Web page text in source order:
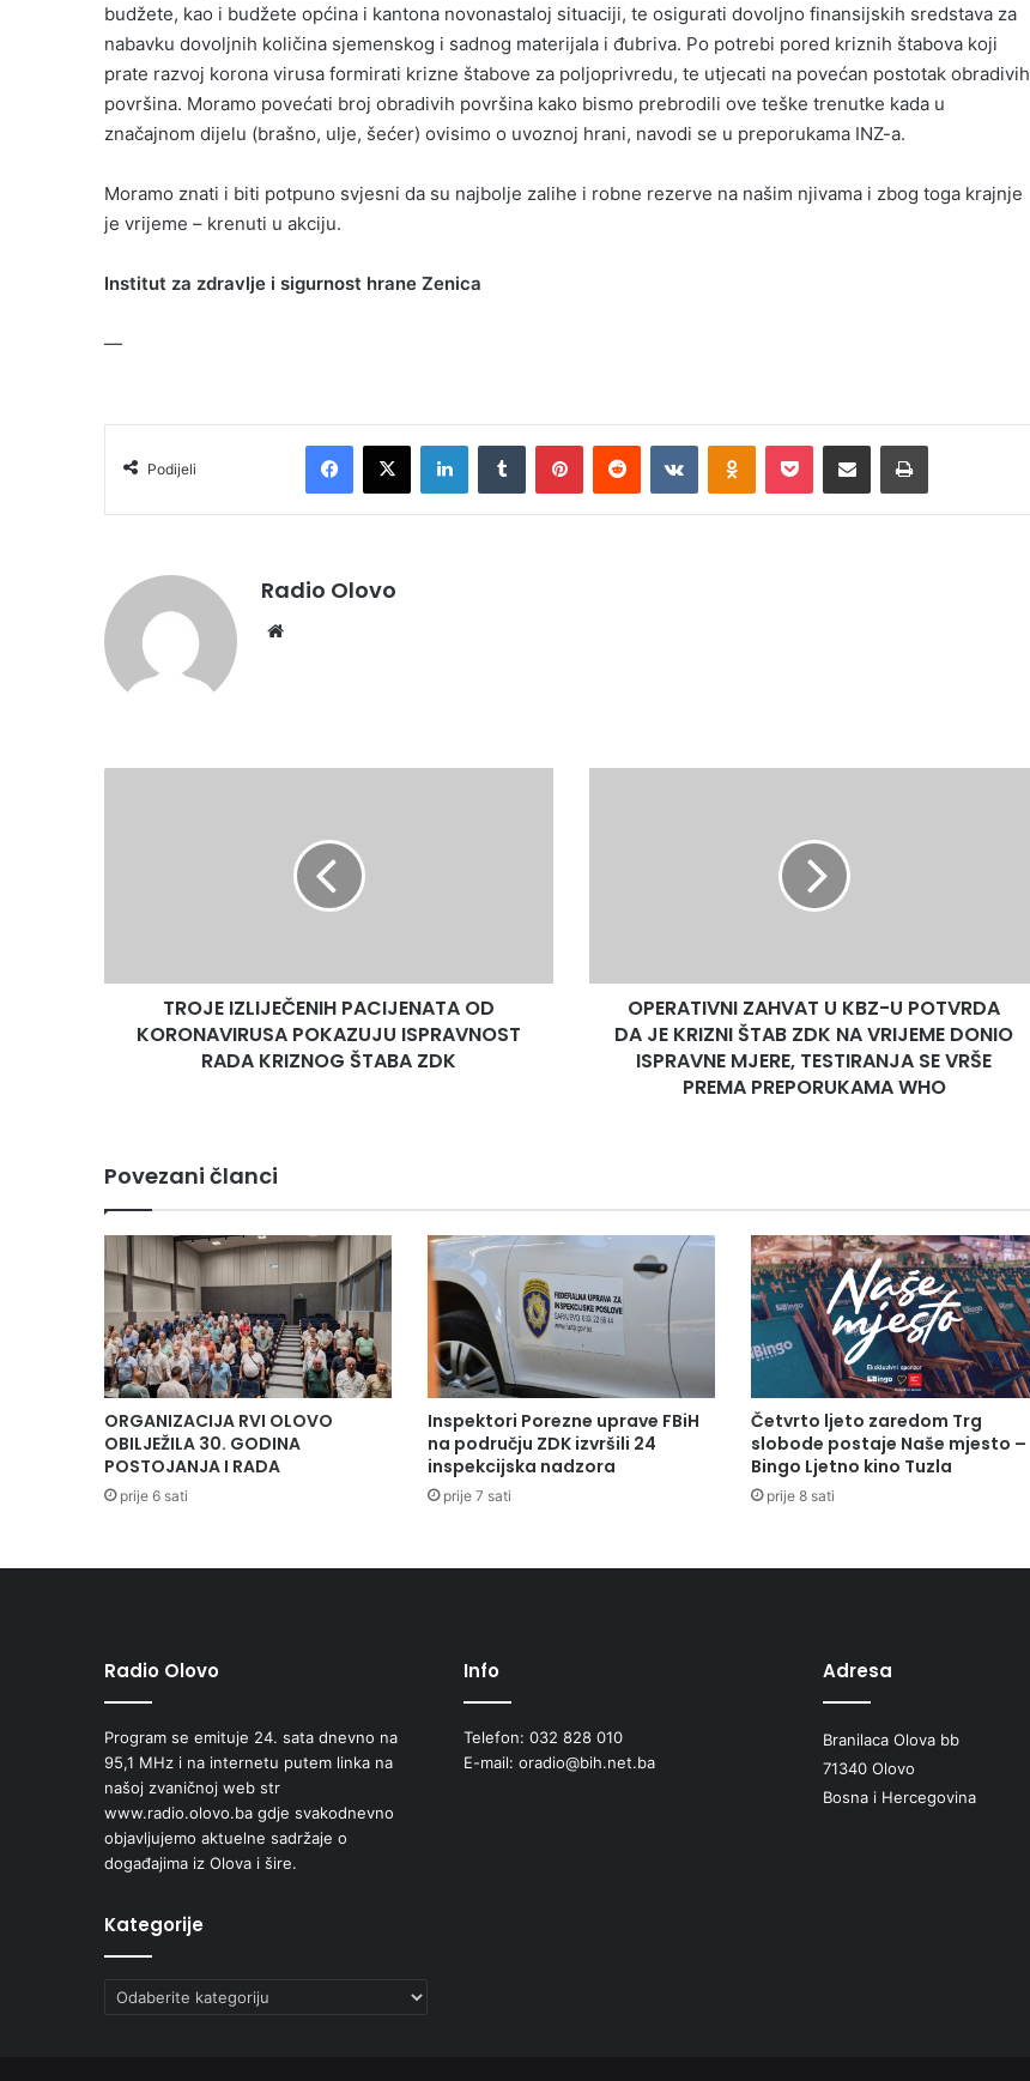
budžete, kao i budžete općina i kantona novonastaloj situaciji, te osigurati dovoljno finansijskih sredstava za
nabavku dovoljnih količina sjemenskog i sadnog materijala i đubriva. Po potrebi pored kriznih štabova koji
prate razvoj korona virusa formirati krizne štabove za poljoprivredu, te utjecati na povećan postotak obradivih
površina. Moramo povećati broj obradivih površina kako bismo prebrodili ove teške trenutke kada u
značajnom dijelu (brašno, ulje, šećer) ovisimo o uvoznoj hrani, navodi se u preporukama INZ-a.
Moramo znati i biti potpuno svjesni da su najbolje zalihe i robne rezerve na našim njivama i zbog toga krajnje
je vrijeme – krenuti u akciju.
Institut za zdravlje i sigurnost hrane Zenica
—
Podijeli
Facebook
X LinkedInTumblr PinterestReddit VKontakteOdnoklassniki
Pocket Podijeli putem Emaila Print
Radio Olovo
KRIZNOG
TROJE IZLIJEČENIH PACIJENATA OD
KORONAVIRUSA POKAZUJU ISPRAVNOST
RADA KRIZNOG ŠTABA ZDK
KRIZNI
ZDK
SE
VRŠE
PREMA
PREPORUKAMA
WHO
OPERATIVNI ZAHVAT U KBZ-U POTVRDA
DA JE KRIZNI ŠTAB ZDK NA VRIJEME DONIO
ISPRAVNE MJERE, TESTIRANJA SE VRŠE
PREMA PREPORUKAMA WHO
Povezani članci
ORGANIZACIJA RVI OLOVO
OBILJEŽILA 30. GODINA
POSTOJANJA I RADA
prije 6 sati
Inspektori Porezne uprave FBiH
na području ZDK izvršili 24
inspekcijska nadzora
prije 7 sati
Četvrto ljeto zaredom Trg
slobode postaje Naše mjesto –
Bingo Ljetno kino Tuzla
prije 8 sati
Radio Olovo
Program se emituje 24. sata dnevno na
95,1 MHz i na internetu putem linka na
našoj zvaničnoj web str
www.radio.olovo.ba gdje svakodnevno
objavljujemo aktuelne sadržaje o
događajima iz Olova i šire.
Kategorije
Kategorije
Info
Telefon: 032 828 010
E-mail: oradio@bih.net.ba
Adresa
Branilaca Olova bb
71340 Olovo
Bosna i Hercegovina